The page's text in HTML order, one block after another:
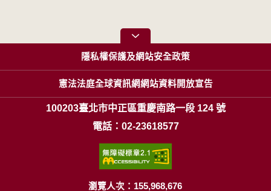
隱私權保護及網站安全政策
憲法法庭全球資訊網網站資料開放宣告
100203臺北市中正區重慶南路一段 124 號
電話：02-23618577
瀏覽人次：155,968,676